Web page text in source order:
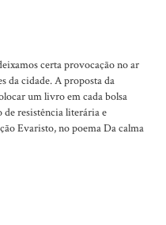
certa provocação no ar
da cidade. A proposta da
um livro em cada bolsa
resistência literária e
Evaristo, no poema Da calma